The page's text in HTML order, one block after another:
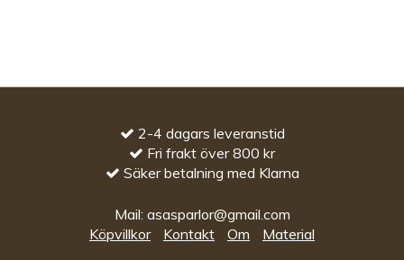
2-4 dagars leveranstid
Fri frakt över 800 kr
Säker betalning med Klarna
Mail: asasparlor@gmail.com
Köpvillkor
Kontakt Om Material